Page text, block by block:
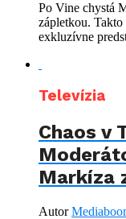
Po Vine chystá
zápletkou.
exkluzívne
Televízia
Chaos v
Markíza
Autor